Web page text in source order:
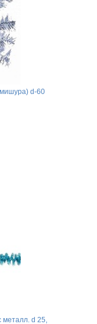
d-60
металл. d 25,